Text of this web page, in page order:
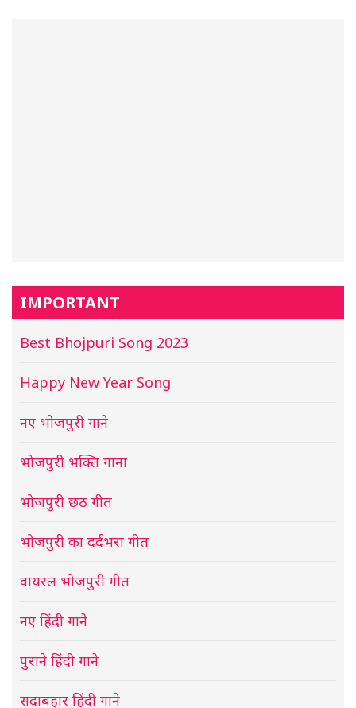
IMPORTANT
Best Bhojpuri Song 2023
Happy New Year Song
नए भोजपुरी गाने
भोजपुरी भक्ति गाना
भोजपुरी छठ गीत
भोजपुरी का दर्दभरा गीत
वायरल भोजपुरी गीत
नए हिंदी गाने
पुराने हिंदी गाने
सदाबहार हिंदी गाने